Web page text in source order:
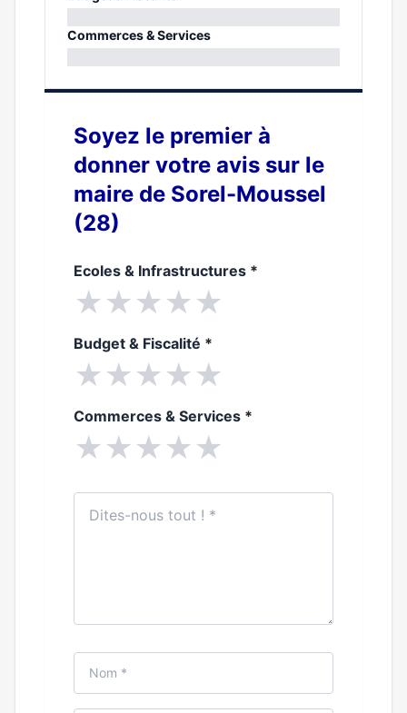
0%
Commerces & Services
Soyez le premier à
donner votre avis sur le
maire de Sorel-Moussel
(28)
Ecoles & Infrastructures *
★★★★★
Budget & Fiscalité *
★★★★★
Commerces & Services *
★★★★★